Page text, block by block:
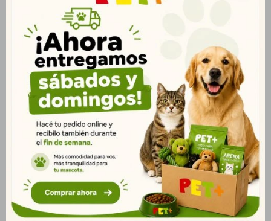
a todos; crías huérfanas; crías en crecimiento. Modo de Usar:
Añadir el polvo en agua templada, manteniendo la proporción
de 1 medida dosificadora (8g) para 40mL de agua.
Productos que te pueden interesar